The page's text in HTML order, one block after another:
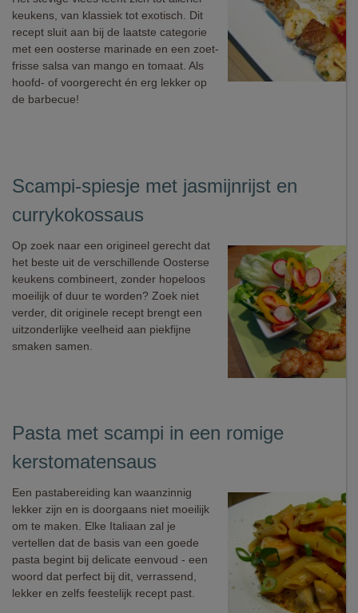
keukens, van klassiek tot exotisch. Dit
recept sluit aan bij de laatste categorie
met een oosterse marinade en een zoet-
frisse salsa van mango en tomaat. Als
hoofd- of voorgerecht én erg lekker op
de barbecue!
Scampi-spiesje met jasmijnrijst en
currykokossaus
Op zoek naar een origineel gerecht dat
het beste uit de verschillende Oosterse
keukens combineert, zonder hopeloos
moeilijk of duur te worden? Zoek niet
verder, dit originele recept brengt een
uitzonderlijke veelheid aan piekfijne
smaken samen.
Pasta met scampi in een romige
kerstomatensaus
Een pastabereiding kan waanzinnig
lekker zijn en is doorgaans niet moeilijk
om te maken. Elke Italiaan zal je
vertellen dat de basis van een goede
pasta begint bij delicate eenvoud - een
woord dat perfect bij dit, verrassend,
lekker en zelfs feestelijk recept past.